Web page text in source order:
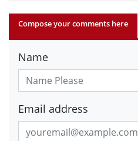
Compose your comments here
Name
Email address